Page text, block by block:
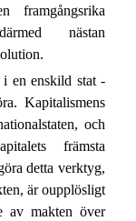
framgångsrika
nästan
en enskild stat -
Kapitalismens
och
främsta
detta verktyg,
är oupplösligt
av makten över